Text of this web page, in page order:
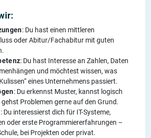
: Du hast einen mittleren
oder Abitur/Fachabitur mit guten
: Du hast Interesse an Zahlen, Daten
und möchtest wissen, was
eines Unternehmens passiert.
: Du erkennst Muster, kannst logisch
Problemen gerne auf den Grund.
: Du interessierst dich für IT-Systeme,
oder erste Programmiererfahrungen –
bei Projekten oder privat.